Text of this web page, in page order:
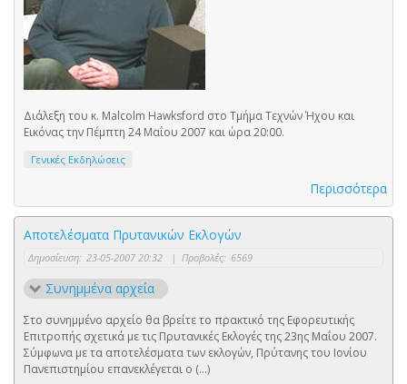
Διάλεξη του κ. Malcolm Hawksford στο Τμήμα Τεχνών Ήχου και
Εικόνας την Πέμπτη 24 Μαΐου 2007 και ώρα 20:00.
Γενικές Εκδηλώσεις
Περισσότερα
Αποτελέσματα Πρυτανικών Εκλογών
Δημοσίευση: 23-05-2007 20:32 | Προβολές: 6569
Συνημμένα αρχεία
Στο συνημμένο αρχείο θα βρείτε το πρακτικό της Εφορευτικής
Επιτροπής σχετικά με τις Πρυτανικές Εκλογές της 23ης Μαΐου 2007.
Σύμφωνα με τα αποτελέσματα των εκλογών, Πρύτανης του Ιονίου
Πανεπιστημίου επανεκλέγεται ο (...)